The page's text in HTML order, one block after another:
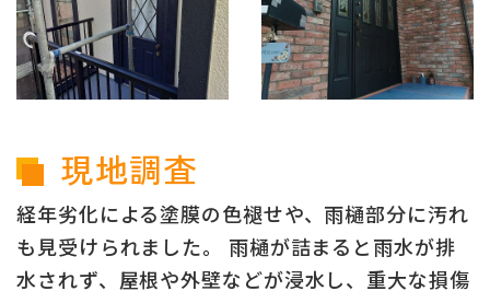
現地調査
経年劣化による塗膜の色褪せや、雨樋部分に汚れ
も見受けられました。 雨樋が詰まると雨水が排
水されず、屋根や外壁などが浸水し、重大な損傷